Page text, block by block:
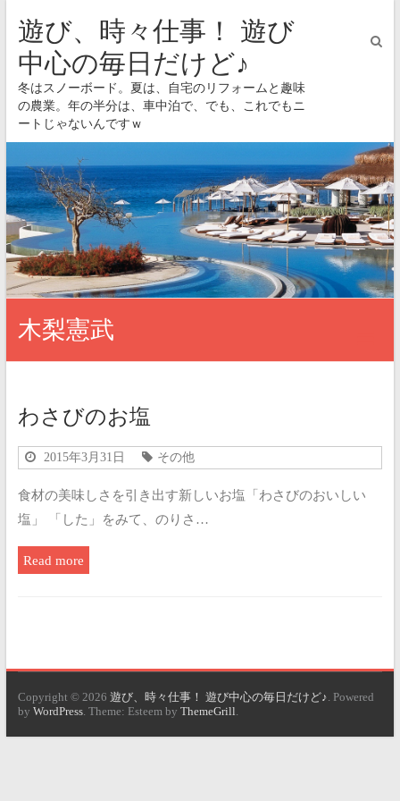
遊び、時々仕事！ 遊び
中心の毎日だけど♪
冬はスノーボード。夏は、自宅のリフォームと趣味
の農業。年の半分は、車中泊で、でも、これでもニ
ートじゃないんですｗ
木梨憲武
わさびのお塩
2015年3月31日 その他
食材の美味しさを引き出す新しいお塩「わさびのおいしい
塩」 「した」をみて、のりさ…
Read more
Copyright © 2026 遊び、時々仕事！ 遊び中心の毎日だけど♪ . Powered
by WordPress. Theme: Esteem by ThemeGrill